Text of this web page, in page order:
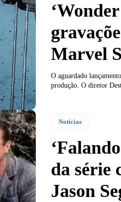
Marvel
O aguardado
produção. O diretor
Notícias
da série
Jason